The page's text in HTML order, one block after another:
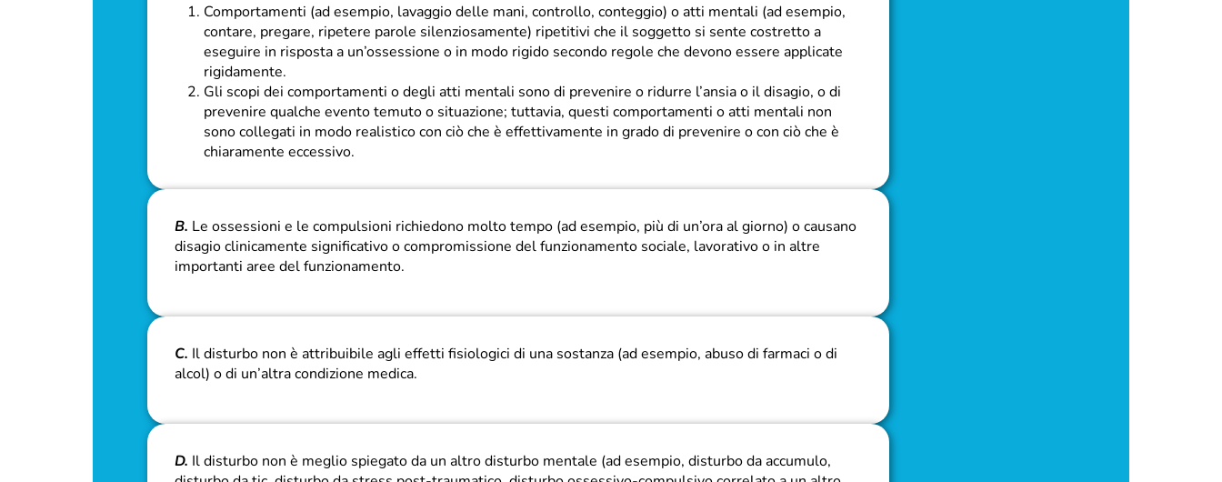
Comportamenti (ad esempio, lavaggio delle mani, controllo, conteggio) o atti mentali (ad esempio,
contare, pregare, ripetere parole silenziosamente) ripetitivi che il soggetto si sente costretto a
eseguire in risposta a un’ossessione o in modo rigido secondo regole che devono essere applicate
rigidamente.
Gli scopi dei comportamenti o degli atti mentali sono di prevenire o ridurre l’ansia o il disagio, o di
prevenire qualche evento temuto o situazione; tuttavia, questi comportamenti o atti mentali non
sono collegati in modo realistico con ciò che è effettivamente in grado di prevenire o con ciò che è
chiaramente eccessivo.
B. Le ossessioni e le compulsioni richiedono molto tempo (ad esempio, più di un’ora al giorno) o causano
disagio clinicamente significativo o compromissione del funzionamento sociale, lavorativo o in altre
importanti aree del funzionamento.
C. Il disturbo non è attribuibile agli effetti fisiologici di una sostanza (ad esempio, abuso di farmaci o di
alcol) o di un’altra condizione medica.
D. Il disturbo non è meglio spiegato da un altro disturbo mentale (ad esempio, disturbo da accumulo,